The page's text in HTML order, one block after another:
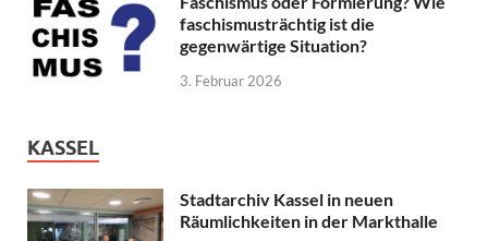
faschismusträchtig ist die
gegenwärtige Situation?
3. Februar 2026
KASSEL
Stadtarchiv Kassel in neuen
Räumlichkeiten in der Markthalle